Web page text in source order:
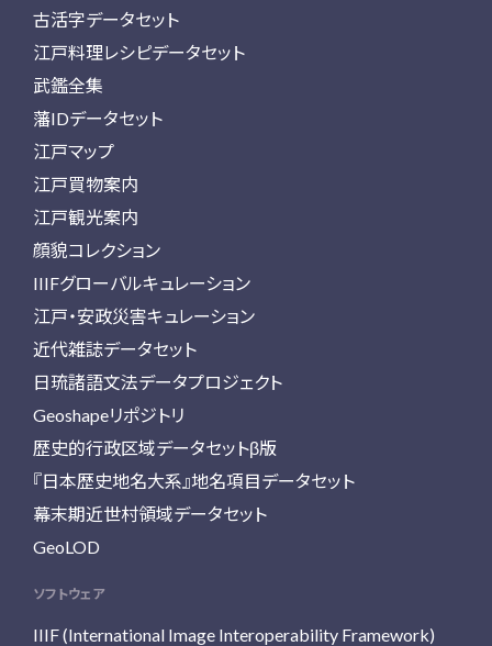
古活字データセット
江戸料理レシピデータセット
武鑑全集
藩IDデータセット
江戸マップ
江戸買物案内
江戸観光案内
顔貌コレクション
IIIFグローバルキュレーション
江戸・安政災害キュレーション
近代雑誌データセット
日琉諸語文法データプロジェクト
Geoshapeリポジトリ
歴史的行政区域データセットβ版
『日本歴史地名大系』地名項目データセット
幕末期近世村領域データセット
GeoLOD
ソフトウェア
IIIF (International Image Interoperability Framework)